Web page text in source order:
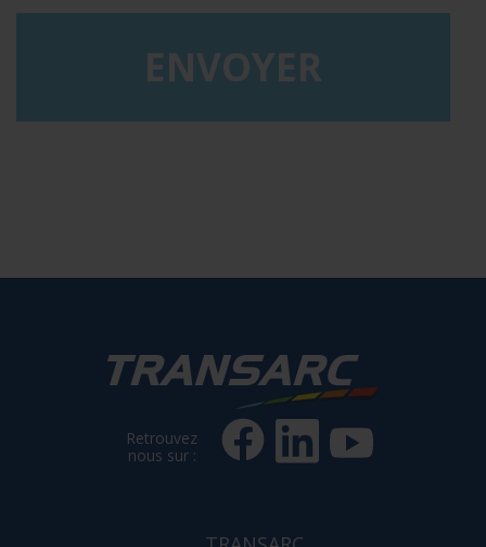
Retrouvez
nous sur :